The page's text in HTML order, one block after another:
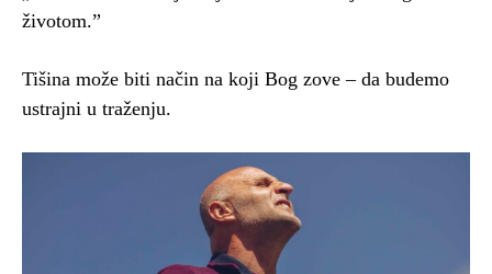
životom.”
Tišina može biti način na koji Bog zove – da budemo
ustrajni u traženju.